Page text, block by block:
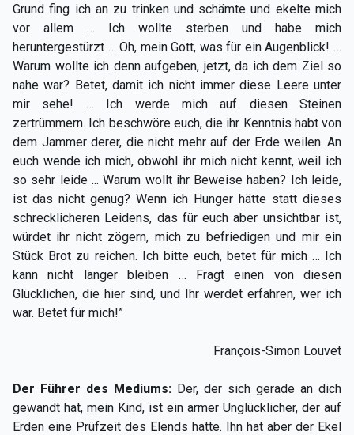
Grund fing ich an zu trinken und schämte und ekelte mich
vor allem … Ich wollte sterben und habe mich
heruntergestürzt … Oh, mein Gott, was für ein Augenblick! …
Warum wollte ich denn aufgeben, jetzt, da ich dem Ziel so
nahe war? Betet, damit ich nicht immer diese Leere unter
mir sehe! … Ich werde mich auf diesen Steinen
zertrümmern. Ich beschwöre euch, die ihr Kenntnis habt von
dem Jammer derer, die nicht mehr auf der Erde weilen. An
euch wende ich mich, obwohl ihr mich nicht kennt, weil ich
so sehr leide ... Warum wollt ihr Beweise haben? Ich leide,
ist das nicht genug? Wenn ich Hunger hätte statt dieses
schrecklicheren Leidens, das für euch aber unsichtbar ist,
würdet ihr nicht zögern, mich zu befriedigen und mir ein
Stück Brot zu reichen. Ich bitte euch, betet für mich … Ich
kann nicht länger bleiben … Fragt einen von diesen
Glücklichen, die hier sind, und Ihr werdet erfahren, wer ich
war. Betet für mich!”
François-Simon Louvet
Der Führer des Mediums: Der, der sich gerade an dich
gewandt hat, mein Kind, ist ein armer Unglücklicher, der auf
Erden eine Prüfzeit des Elends hatte. Ihn hat aber der Ekel